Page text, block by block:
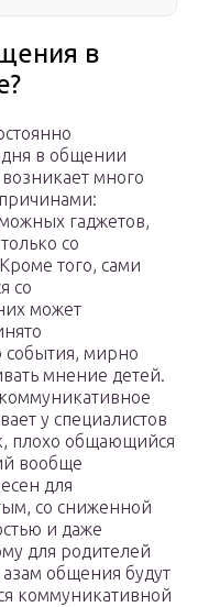
в
в общении
много
гаджетов,
со
того, сами
со
может
события, мирно
мнение детей.
у специалистов
плохо общающийся
вообще
для
со сниженной
и даже
для родителей
азам общения будут
коммуникативной